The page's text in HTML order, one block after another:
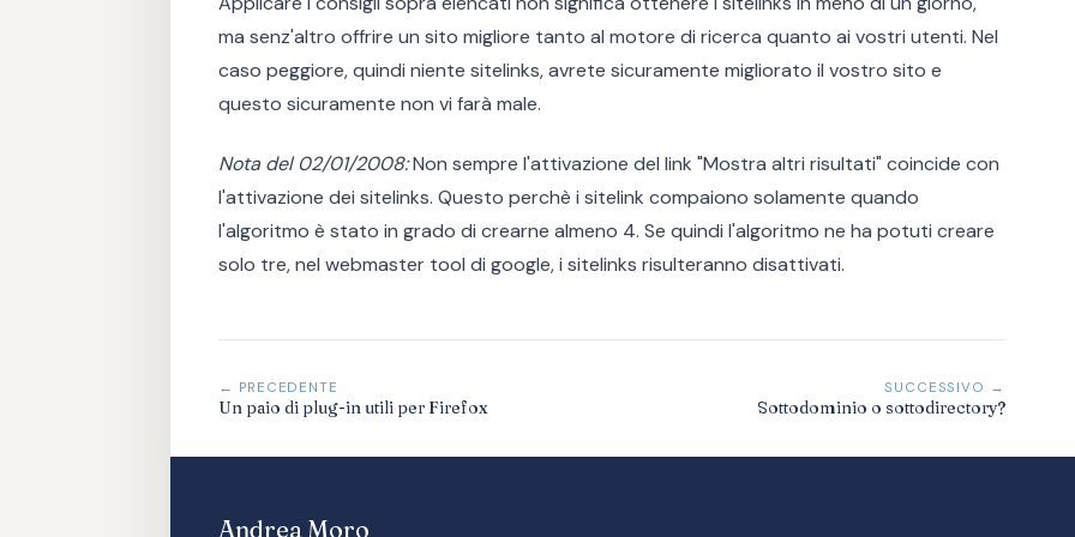
ma senz'altro offrire un sito migliore tanto al motore di ricerca quanto ai vostri utenti. Nel
caso peggiore, quindi niente sitelinks, avrete sicuramente migliorato il vostro sito e
questo sicuramente non vi farà male.
Nota del 02/01/2008:Non sempre l'attivazione del link "Mostra altri risultati" coincide con
l'attivazione dei sitelinks. Questo perchè i sitelink compaiono solamente quando
l'algoritmo è stato in grado di crearne almeno 4. Se quindi l'algoritmo ne ha potuti creare
solo tre, nel webmaster tool di google, i sitelinks risulteranno disattivati.
← PRECEDENTE
Un paio di plug-in utili per Firefox
SUCCESSIVO →
Sottodominio o sottodirectory?
Andrea Moro